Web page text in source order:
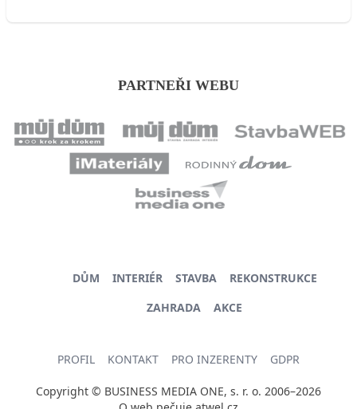
PARTNEŘI WEBU
DŮM INTERIÉR STAVBA
REKONSTRUKCE
ZAHRADA
AKCE
PROFIL KONTAKT PRO INZERENTY GDPR
Copyright © BUSINESS MEDIA ONE, s. r. o. 2006–2026